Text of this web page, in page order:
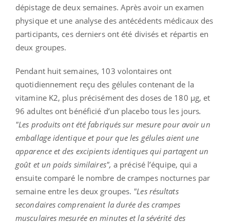
dépistage de deux semaines. Après avoir un examen
physique et une analyse des antécédents médicaux des
participants, ces derniers ont été divisés et répartis en
deux groupes.
Pendant huit semaines, 103 volontaires ont
quotidiennement reçu des gélules contenant de la
vitamine K2, plus précisément des doses de 180 μg, et
96 adultes ont bénéficié d’un placebo tous les jours.
"Les produits ont été fabriqués sur mesure pour avoir un
emballage identique et pour que les gélules aient une
apparence et des excipients identiques qui partagent un
goût et un poids similaires", a précisé l’équipe, qui a
ensuite comparé le nombre de crampes nocturnes par
semaine entre les deux groupes. "Les résultats
secondaires comprenaient la durée des crampes
musculaires mesurée en minutes et la sévérité des